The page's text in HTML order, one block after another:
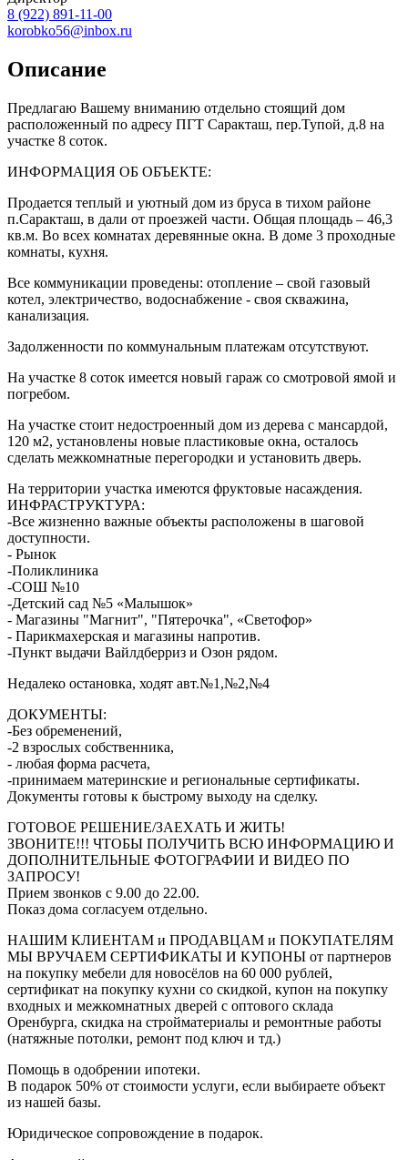
8 (922) 891-11-00
korobko56@inbox.ru
Описание
Предлагаю Вашему вниманию отдельно стоящий дом
расположенный по адресу ПГТ Саракташ, пер.Тупой, д.8 на
участке 8 соток.
ИНФОРМАЦИЯ ОБ ОБЪЕКТЕ:
Продается теплый и уютный дом из бруса в тихом районе
п.Саракташ, в дали от проезжей части. Общая площадь – 46,3
кв.м. Во всех комнатах деревянные окна. В доме 3 проходные
комнаты, кухня.
Все коммуникации проведены: отопление – свой газовый
котел, электричество, водоснабжение - своя скважина,
канализация.
Задолженности по коммунальным платежам отсутствуют.
На участке 8 соток имеется новый гараж со смотровой ямой и
погребом.
На участке стоит недостроенный дом из дерева с мансардой,
120 м2, установлены новые пластиковые окна, осталось
сделать межкомнатные перегородки и установить дверь.
На территории участка имеются фруктовые насаждения.
ИНФРАСТРУКТУРА:
-Все жизненно важные объекты расположены в шаговой
доступности.
- Рынок
-Поликлиника
-СОШ №10
-Детский сад №5 «Малышок»
- Магазины "Магнит", "Пятерочка", «Светофор»
- Парикмахерская и магазины напротив.
-Пункт выдачи Вайлдберриз и Озон рядом.
Недалеко остановка, ходят авт.№1,№2,№4
ДОКУМЕНТЫ:
-Без обременений,
-2 взрослых собственника,
- любая форма расчета,
-принимаем материнские и региональные сертификаты.
Документы готовы к быстрому выходу на сделку.
ГОТОВОЕ РЕШЕНИЕ/ЗАЕХАТЬ И ЖИТЬ!
ЗВОНИТЕ!!! ЧТОБЫ ПОЛУЧИТЬ ВСЮ ИНФОРМАЦИЮ И
ДОПОЛНИТЕЛЬНЫЕ ФОТОГРАФИИ И ВИДЕО ПО
ЗАПРОСУ!
Прием звонков с 9.00 до 22.00.
Показ дома согласуем отдельно.
НАШИМ КЛИЕНТАМ и ПРОДАВЦАМ и ПОКУПАТЕЛЯМ
МЫ ВРУЧАЕМ СЕРТИФИКАТЫ И КУПОНЫ от партнеров
на покупку мебели для новосёлов на 60 000 рублей,
сертификат на покупку кухни со скидкой, купон на покупку
входных и межкомнатных дверей с оптового склада
Оренбурга, скидка на стройматериалы и ремонтные работы
(натяжные потолки, ремонт под ключ и тд.)
Помощь в одобрении ипотеки.
В подарок 50% от стоимости услуги, если выбираете объект
из нашей базы.
Юридическое сопровождение в подарок.